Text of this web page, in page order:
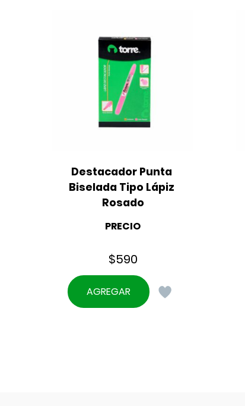
Destacador Punta
Biselada Tipo Lápiz
Rosado
PRECIO
$590
AGREGAR